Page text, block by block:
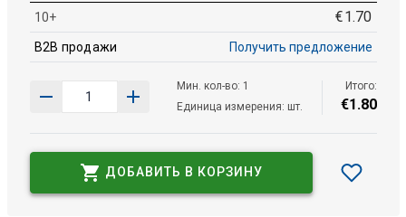
10+ €1.70
B2B продажи Получить предложение
Мин. кол-во: 1
Единица измерения: шт.
Итого:
€1.80
ДОБАВИТЬ В КОРЗИНУ